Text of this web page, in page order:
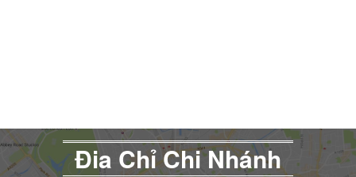
Đia Chỉ Chi Nhánh